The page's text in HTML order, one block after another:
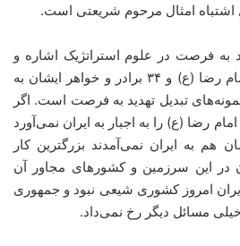
امثال مرحوم شریعتی است.
به فرصت در علوم استراتژیک اشاره و
عنوان کرد: سفر اجباری امام رضا (ع) و ۳۴ برادر و خواهر ایشان به
تبدیل تهدید به فرصت است. اگر
رضا (ع) را به اجبار به ایران نمی‌آورد
هم به ایران نمی‌آمدند بزرگترین کار
در این سرزمین و کشورهای مجاور آن
امروز کشوری شیعی نبود و جمهوری
مسائل دیگر رخ نمی‌داد.